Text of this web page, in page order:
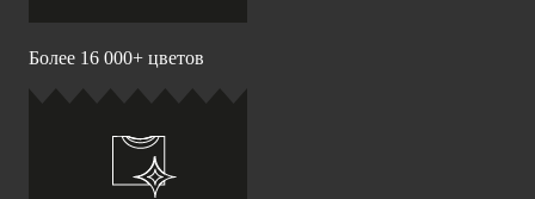
Более 16 000+ цветов